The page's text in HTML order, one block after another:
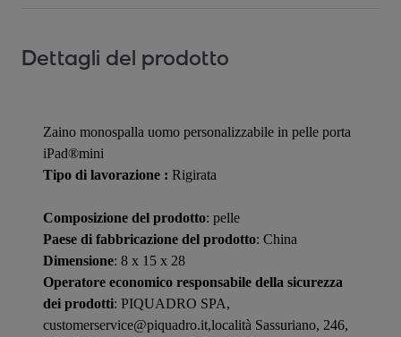
Dettagli del prodotto
Zaino monospalla uomo personalizzabile in pelle porta
iPad®mini
Tipo di lavorazione : Rigirata
Composizione del prodotto: pelle
Paese di fabbricazione del prodotto: China
Dimensione: 8 x 15 x 28
Operatore economico responsabile della sicurezza
dei prodotti: PIQUADRO SPA,
customerservice@piquadro.it,località Sassuriano, 246,